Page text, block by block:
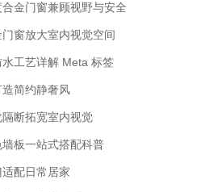
金门窗兼顾视野与安全
窗放大室内视觉空间
工艺详解 Meta 标签
简约静奢风
断拓宽室内视觉
板一站式搭配科普
配日常居家